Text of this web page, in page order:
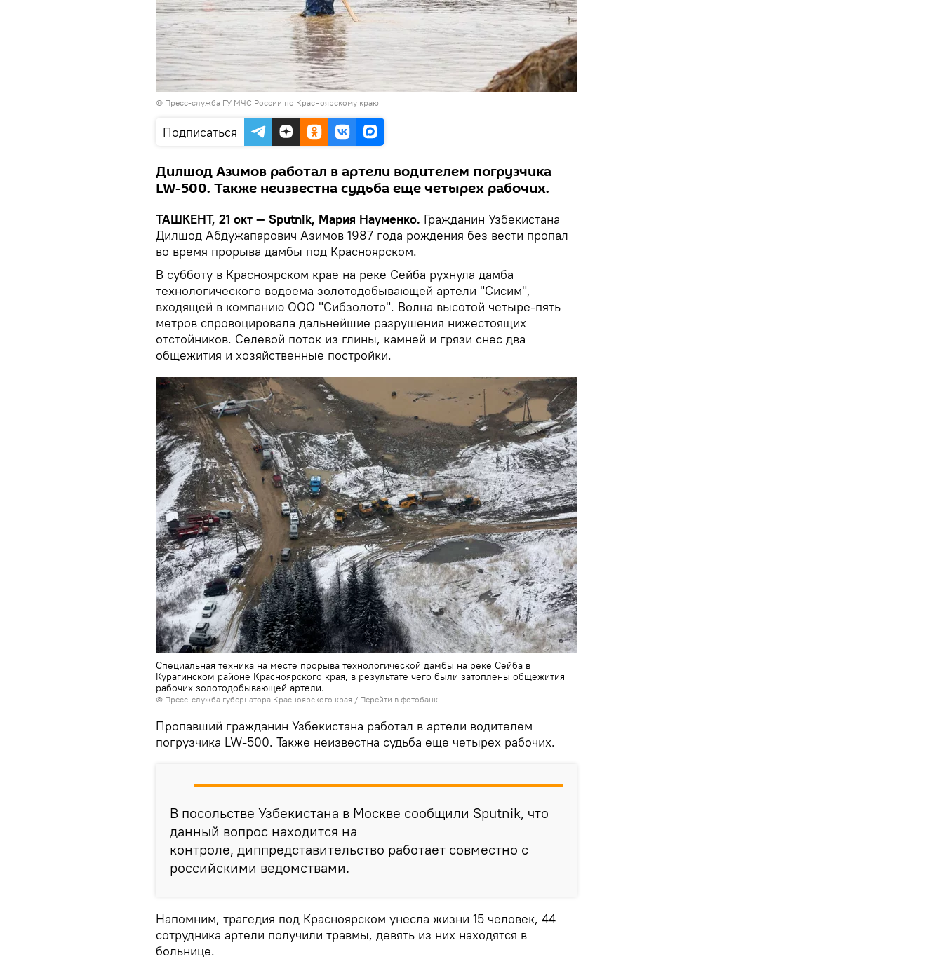
© Пресс-служба ГУ МЧС России по Красноярскому краю
Подписаться
Дилшод Азимов работал в артели водителем погрузчика
LW-500. Также неизвестна судьба еще четырех рабочих.
ТАШКЕНТ, 21 окт — Sputnik, Мария Науменко. Гражданин Узбекистана
Дилшод Абдужапарович Азимов 1987 года рождения без вести пропал
во время прорыва дамбы под Красноярском.
В субботу в Красноярском крае на реке Сейба рухнула дамба
технологического водоема золотодобывающей артели "Сисим",
входящей в компанию ООО "Сибзолото". Волна высотой четыре-пять
метров спровоцировала дальнейшие разрушения нижестоящих
отстойников. Селевой поток из глины, камней и грязи снес два
общежития и хозяйственные постройки.
Специальная техника на месте прорыва технологической дамбы на реке Сейба в
Курагинском районе Красноярского края, в результате чего были затоплены общежития
рабочих золотодобывающей артели.
© Пресс-служба губернатора Красноярского края / Перейти в фотобанк
Пропавший гражданин Узбекистана работал в артели водителем
погрузчика LW-500. Также неизвестна судьба еще четырех рабочих.
В посольстве Узбекистана в Москве сообщили Sputnik, что
данный вопрос находится на
контроле, диппредставительство работает совместно с
российскими ведомствами.
Напомним, трагедия под Красноярском унесла жизни 15 человек, 44
сотрудника артели получили травмы, девять из них находятся в
больнице.